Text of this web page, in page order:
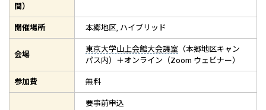
間）
開催場所 本郷地区, ハイブリッド
会場
東京大学山上会館大会議室（本郷地区キャン
パス内）＋オンライン（Zoom ウェビナー）
参加費 無料
要事前申込